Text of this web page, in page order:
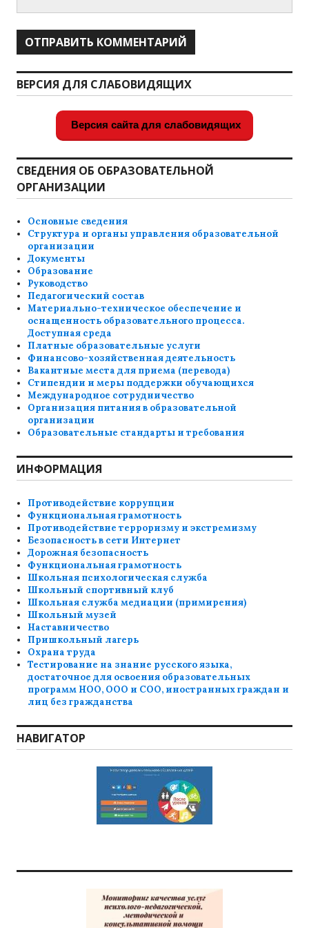
ВЕРСИЯ ДЛЯ СЛАБОВИДЯЩИХ
Версия сайта для слабовидящих
СВЕДЕНИЯ ОБ ОБРАЗОВАТЕЛЬНОЙ
ОРГАНИЗАЦИИ
Основные сведения
Структура и органы управления образовательной
организации
Документы
Образование
Руководство
Педагогический состав
Материально-техническое обеспечение и
оснащенность образовательного процесса.
Доступная среда
Платные образовательные услуги
Финансово-хозяйственная деятельность
Вакантные места для приема (перевода)
Стипендии и меры поддержки обучающихся
Международное сотрудничество
Организация питания в образовательной
организации
Образовательные стандарты и требования
ИНФОРМАЦИЯ
Противодействие коррупции
Функциональная грамотность
Противодействие терроризму и экстремизму
Безопасность в сети Интернет
Дорожная безопасность
Функциональная грамотность
Школьная психологическая служба
Школьный спортивный клуб
Школьная служба медиации (примирения)
Школьный музей
Наставничество
Пришкольный лагерь
Охрана труда
Тестирование на знание русского языка,
достаточное для освоения образовательных
программ НОО, ООО и СОО, иностранных граждан и
лиц без гражданства
НАВИГАТОР